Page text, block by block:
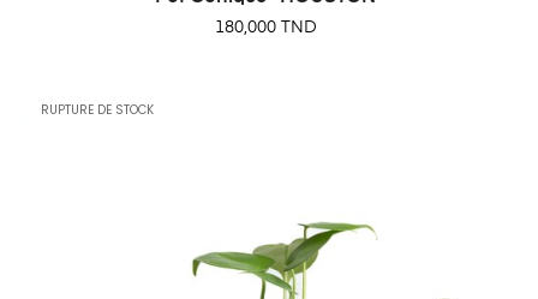
Prix
180,000 TND
RUPTURE DE STOCK